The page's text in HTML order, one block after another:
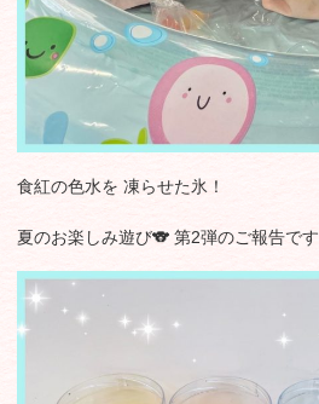
食紅の色水を 凍らせた氷！
夏のお楽しみ遊び🐨 第2弾のご報告です